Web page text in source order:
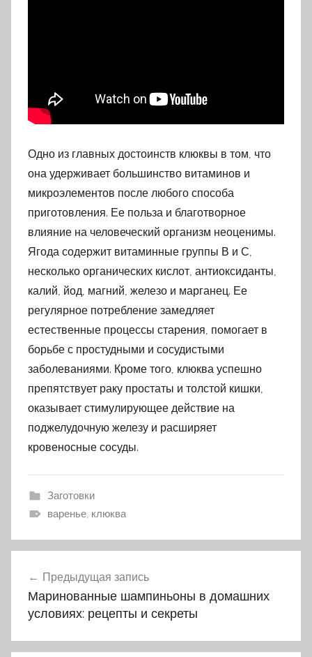
Одно из главных достоинств клюквы в том, что
она удерживает большинство витаминов и
микроэлементов после любого способа
приготовления. Ее польза и благотворное
влияние на человеческий организм неоценимы.
Ягода содержит витаминные группы В и С,
несколько органических кислот, антиоксиданты,
калий, йод, магний, железо и марганец. Ее
регулярное потребление замедляет
естественные процессы старения, помогает в
борьбе с простудными и сосудистыми
заболеваниями. Кроме того, клюква успешно
препятствует раку простаты и толстой кишки,
оказывает стимулирующее действие на
поджелудочную железу и расширяет
кровеносные сосуды.
Заготовки
варенье, клюква
Навигация
по
Предыдущая запись
Маринованные шампиньоны в домашних
условиях: рецепты и секреты